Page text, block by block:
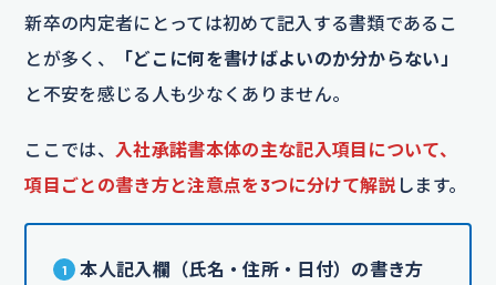
新卒の内定者にとっては初めて記入する書類であるこ
とが多く、
「どこに何を書けばよいのか分からない」
と不安を感じる人も少なくありません。
ここでは、 入社承諾書本体の主な記入項目について、
項目ごとの書き方と注意点を3つに分けて解説 します。
本人記入欄（氏名・住所・日付）の書き方